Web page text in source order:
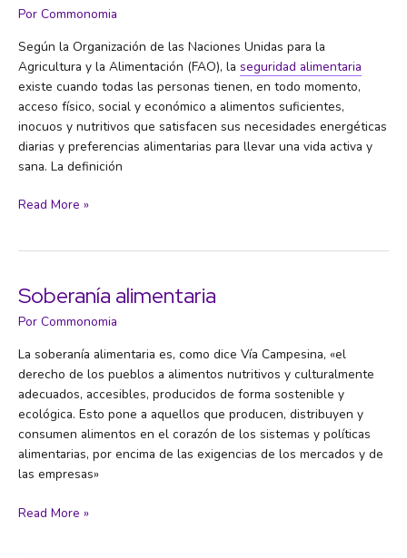
Por Commonomia
Según la Organización de las Naciones Unidas para la
Agricultura y la Alimentación (FAO), la seguridad alimentaria
existe cuando todas las personas tienen, en todo momento,
acceso físico, social y económico a alimentos suficientes,
inocuos y nutritivos que satisfacen sus necesidades energéticas
diarias y preferencias alimentarias para llevar una vida activa y
sana. La definición
Seguridad
Read More »
Soberanía alimentaria
Por Commonomia
La soberanía alimentaria es, como dice Vía Campesina, «el
derecho de los pueblos a alimentos nutritivos y culturalmente
adecuados, accesibles, producidos de forma sostenible y
ecológica. Esto pone a aquellos que producen, distribuyen y
consumen alimentos en el corazón de los sistemas y políticas
alimentarias, por encima de las exigencias de los mercados y de
las empresas»
Soberanía
Read More »